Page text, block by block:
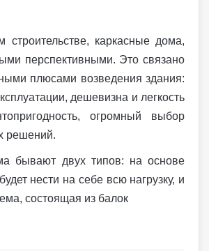
строительстве, каркасные дома,
перспективными. Это связано
плюсами возведения здания:
дешевизна и легкость
огромный выбор
решений.
бывают двух типов: на основе
нести на себе всю нагрузку, и
состоящая из балок